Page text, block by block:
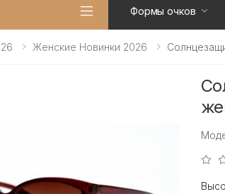
Формы очков
Женские Новинки 2026